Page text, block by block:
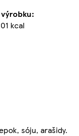
výrobku:
kcal
sóju, arašidy.